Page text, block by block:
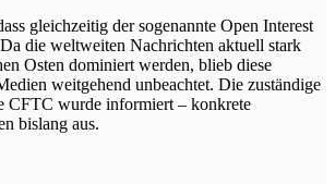
gleichzeitig der sogenannte Open Interest
die weltweiten Nachrichten aktuell stark
Osten dominiert werden, blieb diese
weitgehend unbeachtet. Die zuständige
CFTC wurde informiert – konkrete
bislang aus.